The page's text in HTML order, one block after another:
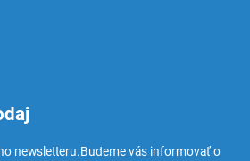
newsletteru.Budeme vás informovať o